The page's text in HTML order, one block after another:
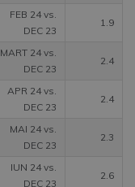
FEB 24 vs.
DEC 23
1.9
MART 24 vs.
DEC 23
2.4
APR 24 vs.
DEC 23
2.4
MAI 24 vs.
DEC 23
2.3
IUN 24 vs.
DEC 23
2.6